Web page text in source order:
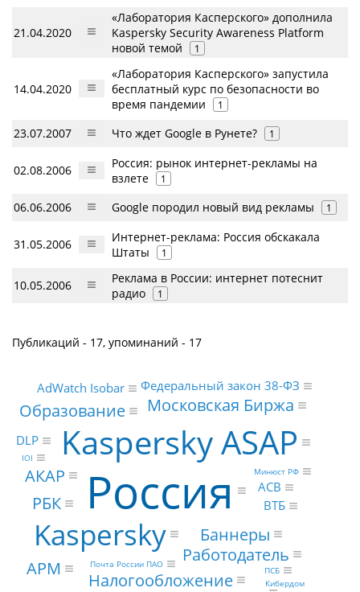
21.04.2020
«Лаборатория Касперского» дополнила
Kaspersky Security Awareness Platform
новой темой
1
14.04.2020
«Лаборатория Касперского» запустила
бесплатный курс по безопасности во
время пандемии
1
23.07.2007 Что ждет Google в Рунете? 1
02.08.2006
Россия: рынок интернет-рекламы на
взлете
1
06.06.2006 Google породил новый вид рекламы 1
31.05.2006
Интернет-реклама: Россия обскакала
Штаты
1
10.05.2006
Реклама в России: интернет потеснит
радио
1
Публикаций - 17, упоминаний - 17
Россия
Kaspersky ASAP
Kaspersky Баннеры
Московская Биржа
АКАР
АРМ
Работодатель
Образование
Налогообложение
РБК
AdWatch Isobar
ВТБ
АСВ
DLP
Федеральный закон 38-ФЗ
Кибердом
Почта России ПАО
ПСБ
Минюст РФ
IOI